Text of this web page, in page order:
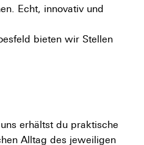
Echt, innovativ und
bieten wir Stellen
erhältst du praktische
Alltag des jeweiligen